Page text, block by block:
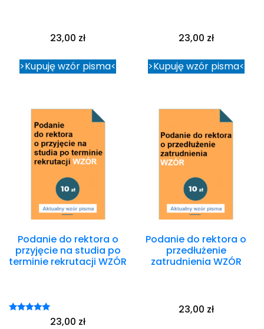
23,00 zł
>Kupuję wzór pisma<
23,00 zł
>Kupuję wzór pisma<
Podanie do rektora o
przyjęcie na studia po
terminie rekrutacji WZÓR
23,00 zł
Podanie do rektora o
przedłużenie
zatrudnienia WZÓR
23,00 zł